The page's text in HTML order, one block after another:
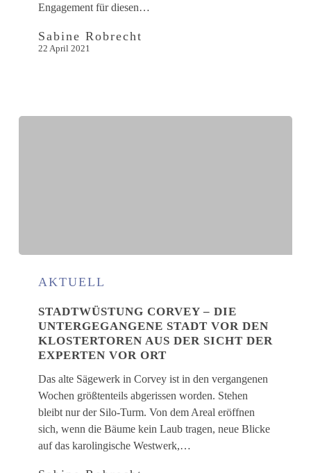
Engagement für diesen…
Sabine Robrecht
22 April 2021
Corvey
untergegangene
Stadt
Klostertoren
Sicht
AKTUELL
STADTWÜSTUNG CORVEY – DIE
UNTERGEGANGENE STADT VOR DEN
KLOSTERTOREN AUS DER SICHT DER
EXPERTEN VOR ORT
Das alte Sägewerk in Corvey ist in den vergangenen
Wochen größtenteils abgerissen worden. Stehen
bleibt nur der Silo-Turm. Von dem Areal eröffnen
sich, wenn die Bäume kein Laub tragen, neue Blicke
auf das karolingische Westwerk,…